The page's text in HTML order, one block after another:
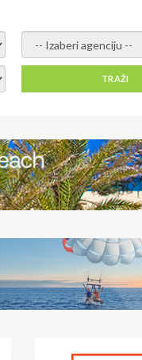
- izaberi agenciju -
TRAŽI